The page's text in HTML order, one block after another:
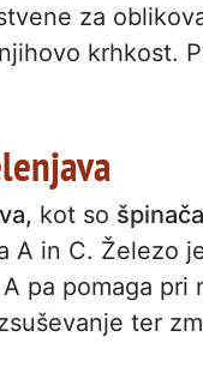
za
krhkost.
kot so špinača
A in C. Železo
pa pomaga pri
ter